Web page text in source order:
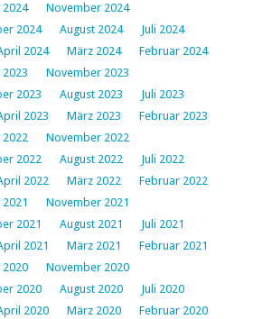
November 2024
2024 August 2024
Juli 2024
2024 März 2024
Februar 2024
November 2023
2023 August 2023
Juli 2023
2023 März 2023
Februar 2023
November 2022
2022 August 2022
Juli 2022
2022 März 2022
Februar 2022
November 2021
2021 August 2021
Juli 2021
2021 März 2021
Februar 2021
November 2020
2020 August 2020
Juli 2020
2020 März 2020
Februar 2020